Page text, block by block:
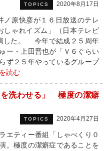
TOPICS 2020年8月17日
原快彦が１６日放送のテレ
しゃれイズム」（日本テレビ
した。 今年で結成２５周年
ー・上田晋也が「Ｖ６ぐらい
ず２５年やっているグループ
読む
洗わせる」 極度の潔癖
TOPICS 2020年4月27日
エティー番組「しゃべくり０
。極度の潔癖症であることを